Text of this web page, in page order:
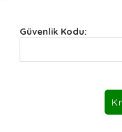
Güvenlik Kodu: